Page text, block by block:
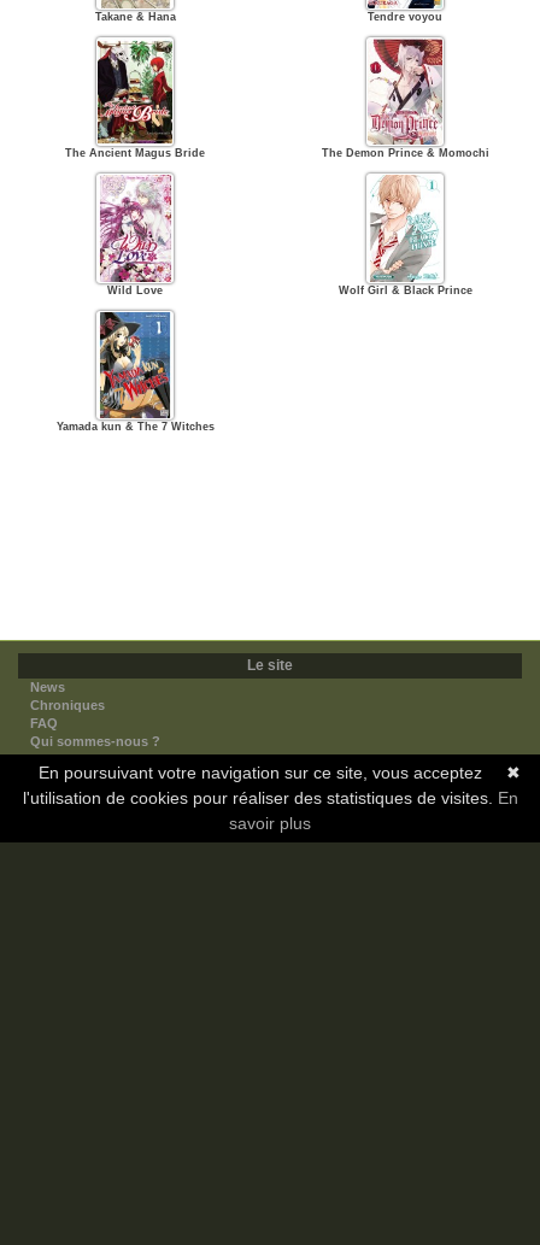
Takane & Hana Tendre voyou
The Ancient Magus Bride The Demon Prince & Momochi
Wild Love Wolf Girl & Black Prince
Yamada kun & The 7 Witches
Le site
News
Chroniques
FAQ
Qui sommes-nous ?
Nos partenaires
Faites-nous connaitre
Nous contacter
✖
En poursuivant votre navigation sur ce site, vous acceptez
l'utilisation de cookies pour réaliser des statistiques de visites. En
savoir plus